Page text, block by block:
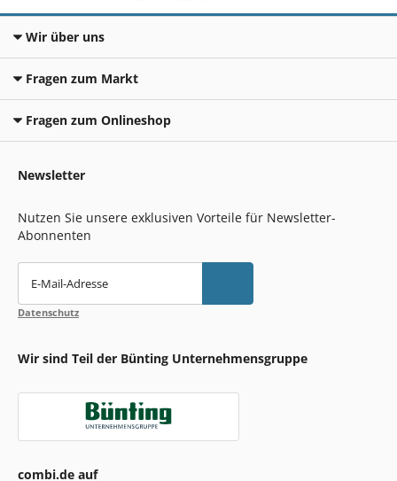
Wir über uns
Fragen zum Markt
Fragen zum Onlineshop
Newsletter
Nutzen Sie unsere exklusiven Vorteile für Newsletter-
Abonnenten
E-Mail-Adresse
Datenschutz
Wir sind Teil der Bünting Unternehmensgruppe
combi.de auf